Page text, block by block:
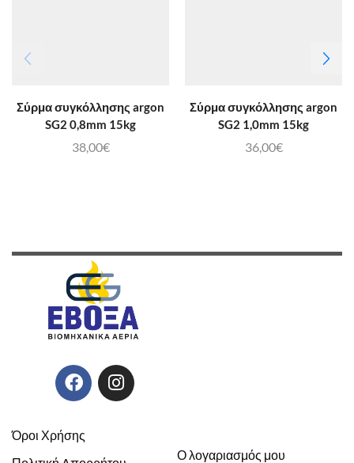
Σύρμα συγκόλλησης argon
SG2 0,8mm 15kg
38,00€
Σύρμα συγκόλλησης argon
SG2 1,0mm 15kg
36,00€
Όροι Χρήσης
Ο λογαριασμός μου